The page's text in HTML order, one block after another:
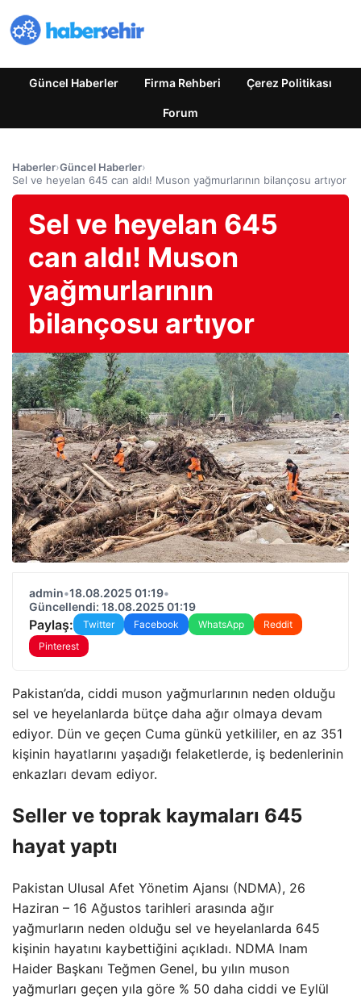
Güncel Haberler Firma Rehberi Çerez Politikası
Forum
Haberler›Güncel Haberler›
Sel ve heyelan 645 can aldı! Muson yağmurlarının bilançosu artıyor
Sel ve heyelan 645
can aldı! Muson
yağmurlarının
bilançosu artıyor
admin•18.08.2025 01:19•
Güncellendi: 18.08.2025 01:19
Paylaş: Twitter Facebook WhatsApp
Reddit
Pinterest
Pakistan’da, ciddi muson yağmurlarının neden olduğu
sel ve heyelanlarda bütçe daha ağır olmaya devam
ediyor. Dün ve geçen Cuma günkü yetkililer, en az 351
kişinin hayatlarını yaşadığı felaketlerde, iş bedenlerinin
enkazları devam ediyor.
Seller ve toprak kaymaları 645
hayat yaptı
Pakistan Ulusal Afet Yönetim Ajansı (NDMA), 26
Haziran – 16 Ağustos tarihleri arasında ağır
yağmurların neden olduğu sel ve heyelanlarda 645
kişinin hayatını kaybettiğini açıkladı. NDMA Inam
Haider Başkanı Teğmen Genel, bu yılın muson
yağmurları geçen yıla göre % 50 daha ciddi ve Eylül